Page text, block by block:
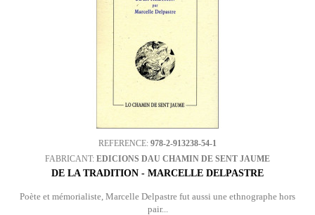
REFERENCE: 978-2-913238-54-1
FABRICANT: EDICIONS DAU CHAMIN DE SENT JAUME
DE LA TRADITION - MARCELLE DELPASTRE
Poète et mémorialiste, Marcelle Delpastre fut aussi une ethnographe hors
pair...